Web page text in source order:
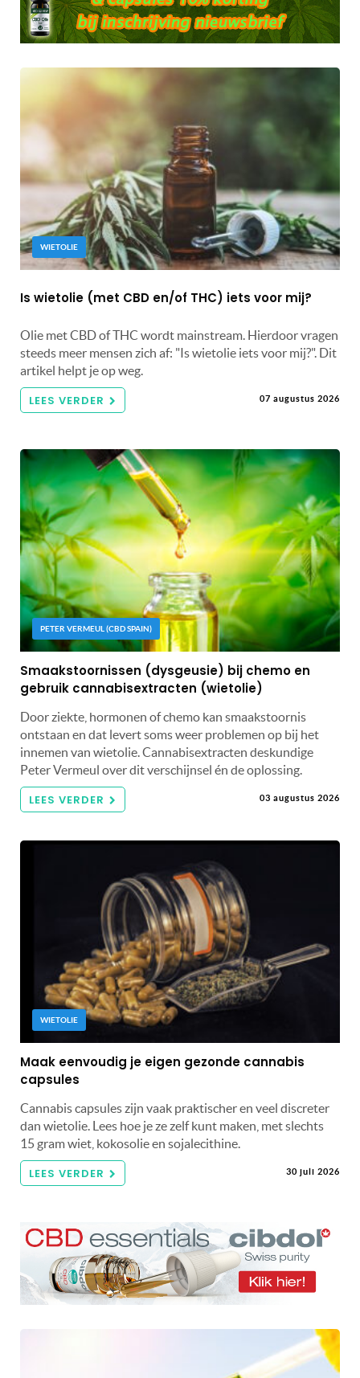
WIETOLIE
Is wietolie (met CBD en/of THC) iets voor mij?
Olie met CBD of THC wordt mainstream. Hierdoor vragen
steeds meer mensen zich af: "Is wietolie iets voor mij?". Dit
artikel helpt je op weg.
LEES VERDER 07 augustus 2026
PETER VERMEUL (CBD SPAIN)
Smaakstoornissen (dysgeusie) bij chemo en
gebruik cannabisextracten (wietolie)
Door ziekte, hormonen of chemo kan smaakstoornis
ontstaan en dat levert soms weer problemen op bij het
innemen van wietolie. Cannabisextracten deskundige
Peter Vermeul over dit verschijnsel én de oplossing.
LEES VERDER 03 augustus 2026
WIETOLIE
Maak eenvoudig je eigen gezonde cannabis
capsules
Cannabis capsules zijn vaak praktischer en veel discreter
dan wietolie. Lees hoe je ze zelf kunt maken, met slechts
15 gram wiet, kokosolie en sojalecithine.
LEES VERDER 30 juli 2026